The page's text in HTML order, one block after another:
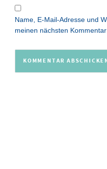
Name, E-Mail-Adresse und
meinen nächsten Kommentar